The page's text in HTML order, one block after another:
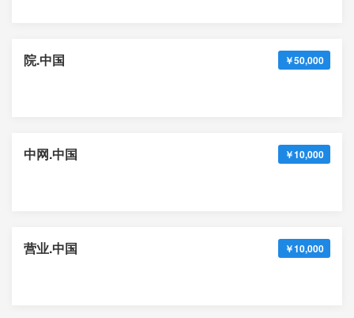
院.中国 ￥50,000
中网.中国 ￥10,000
营业.中国 ￥10,000